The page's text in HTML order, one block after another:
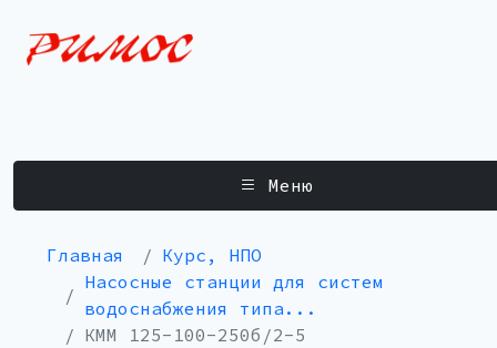
Меню
Главная
Курс, НПО
Насосные станции для систем
водоснабжения типа...
КММ 125-100-250б/2-5